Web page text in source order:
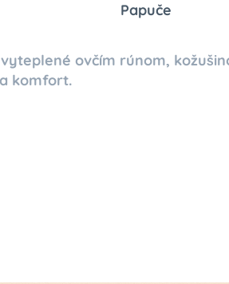
Papuče
ovčím rúnom,
komfort.